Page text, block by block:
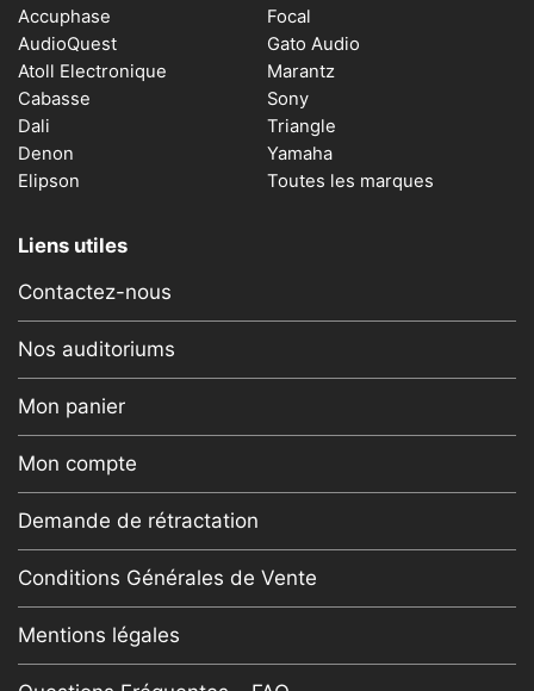
Accuphase
AudioQuest
Atoll Electronique
Cabasse
Dali
Denon
Elipson
Focal
Gato Audio
Marantz
Sony
Triangle
Yamaha
Toutes les marques
Liens utiles
Contactez-nous
Nos auditoriums
Mon panier
Mon compte
Demande de rétractation
Conditions Générales de Vente
Mentions légales